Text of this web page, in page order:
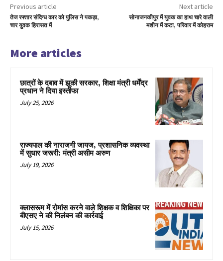
Previous article
तेज रफ्तार संदिग्ध कार को पुलिस ने पकड़ा,
चार युवक हिरासत में
Next article
सोनाजनकीपुर में युवक का हाथ चारे वाली
मशीन में कटा, परिवार में कोहराम
More articles
छात्रों के दबाव में झुकी सरकार, शिक्षा मंत्री धर्मेंद्र
प्रधान ने दिया इस्तीफा
July 25, 2026
राज्यपाल की नाराजगी जायज, प्रशासनिक व्यवस्था
में सुधार जरूरी: मंत्री असीम अरुण
July 19, 2026
क्लासरूम में रोमांस करने वाले शिक्षक व शिक्षिका पर
बीएसए ने की निलंबन की कार्रवाई
July 15, 2026